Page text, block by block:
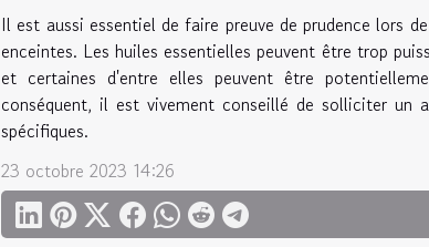
Il est aussi essentiel de faire preuve de prudence lors
enceintes. Les huiles essentielles peuvent être trop
et certaines d'entre elles peuvent être
conséquent, il est vivement conseillé de solliciter un
spécifiques.
23 octobre 2023 14:26